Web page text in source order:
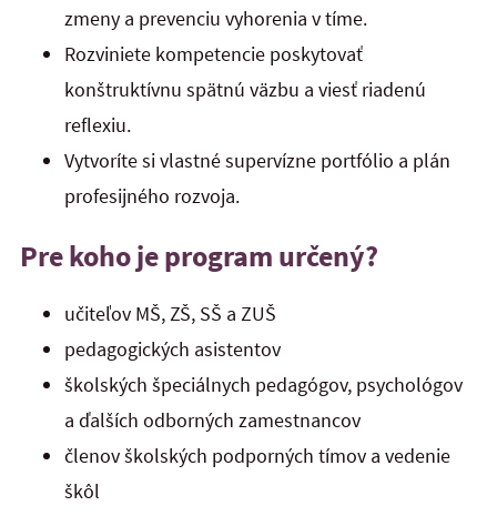
zmeny a prevenciu vyhorenia v tíme.
Rozviniete kompetencie poskytovať
konštruktívnu spätnú väzbu a viesť riadenú
reflexiu.
Vytvoríte si vlastné supervízne portfólio a plán
profesijného rozvoja.
Pre koho je program určený?
učiteľov MŠ, ZŠ, SŠ a ZUŠ
pedagogických asistentov
školských špeciálnych pedagógov, psychológov
a ďalších odborných zamestnancov
členov školských podporných tímov a vedenie
škôl